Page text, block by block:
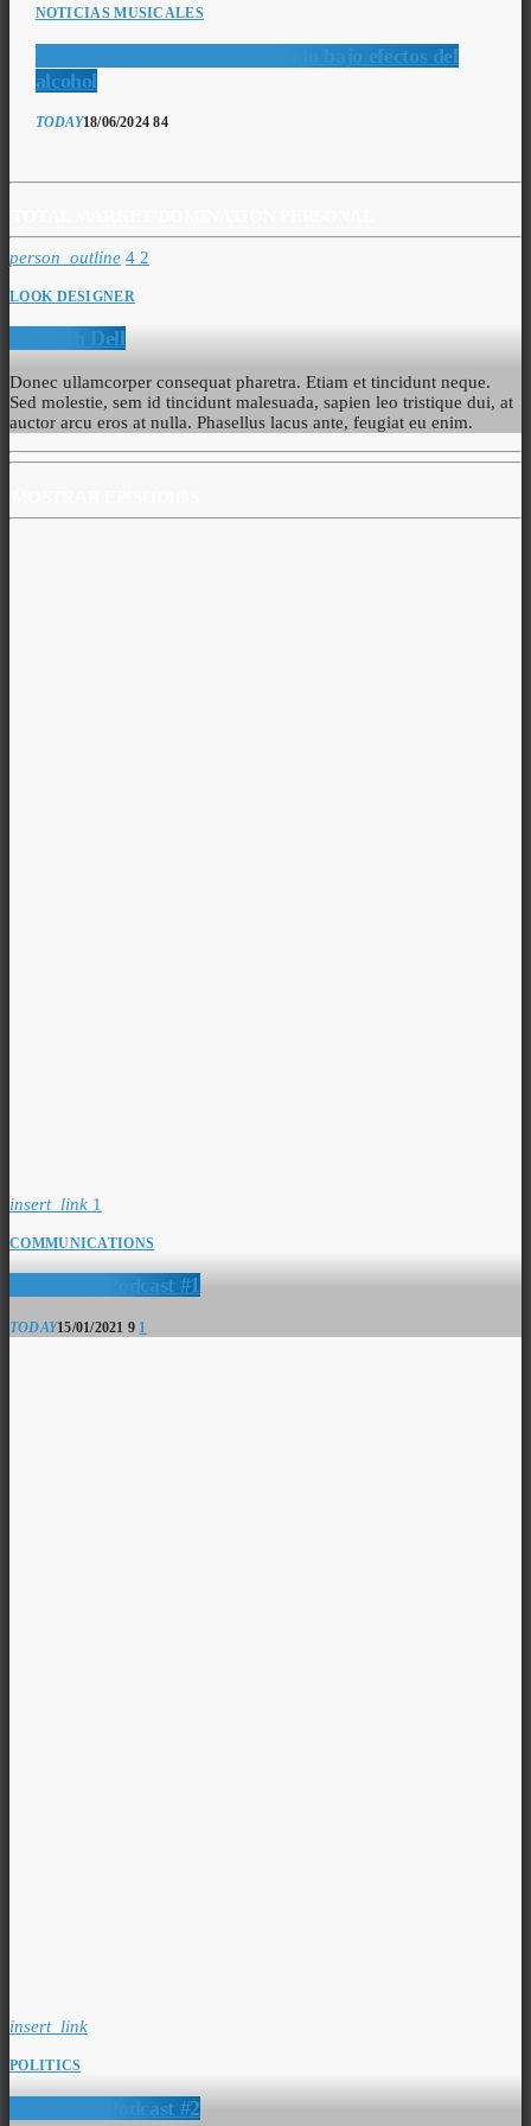
NOTICIAS MUSICALES
Justin Timberlake fue arrestado bajo efectos del
alcohol
TODAY18/06/2024 84
person_outline 4 2
LOOK DESIGNER
Kenneth Dell
Donec ullamcorper consequat pharetra. Etiam et tincidunt neque.
Sed molestie, sem id tincidunt malesuada, sapien leo tristique dui, at
auctor arcu eros at nulla. Phasellus lacus ante, feugiat eu enim.
insert_link 1
COMMUNICATIONS
The Truth Podcast #1
TODAY15/01/2021 9 1
insert_link
POLITICS
The Truth Podcast #2